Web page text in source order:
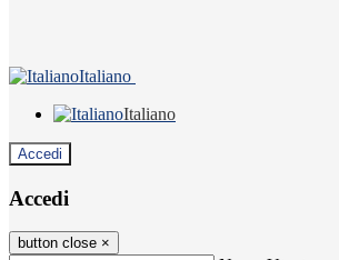
Italiano
Italiano
Accedi
Accedi
button close ×